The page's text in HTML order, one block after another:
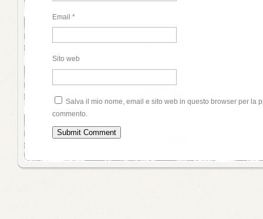
Email *
Sito web
Salva il mio nome, email e sito web in questo browser per la
commento.